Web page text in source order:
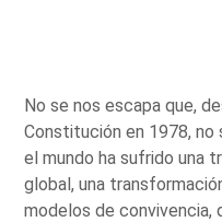
No se nos escapa que,
Constitución en 1978, no
el mundo ha sufrido una
global, una
modelos de convivencia,